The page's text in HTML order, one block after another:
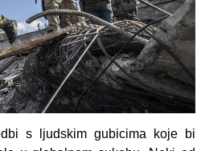
s ljudskim gubicima koje bi